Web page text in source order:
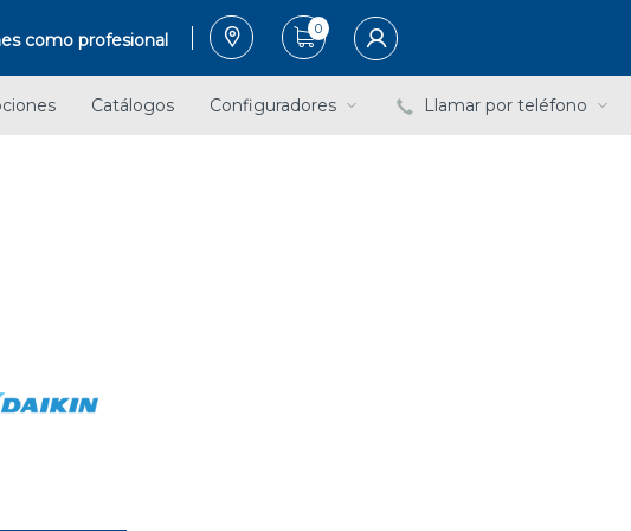
como profesional
0
Catálogos Configuradores Llamar por teléfono